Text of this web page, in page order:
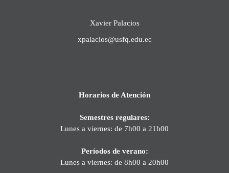
Xavier Palacios
xpalacios@usfq.edu.ec
Horarios de Atención
Semestres regulares:
Lunes a viernes: de 7h00 a 21h00
Períodos de verano:
Lunes a viernes: de 8h00 a 20h00